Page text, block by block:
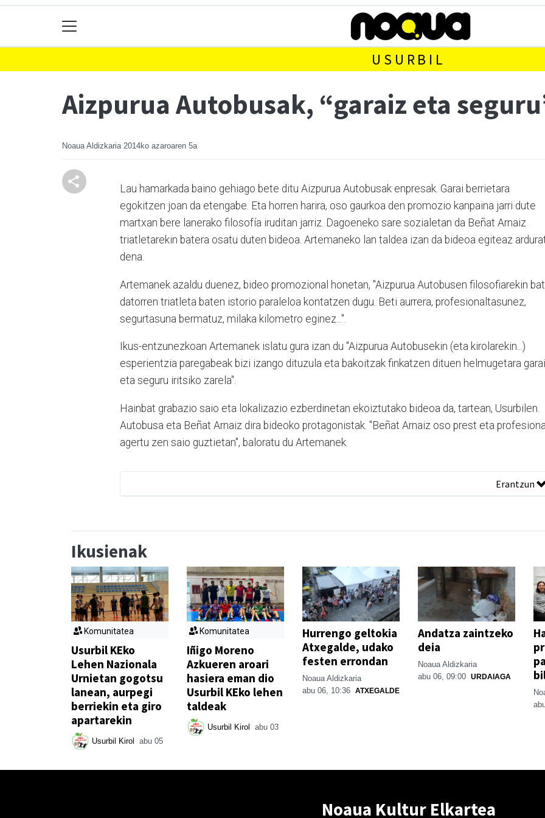
USURBIL
Aizpurua Autobusak, “garaiz eta
Noaua Aldizkaria 2014ko azaroaren 5a
Lau hamarkada baino gehiago bete ditu Aizpurua Autobusak enpresak. Garai berrietara
egokitzen joan da etengabe. Eta horren harira, oso gaurkoa den promozio kanpaina jarri dute
martxan bere lanerako filosofía iruditan jarriz. Dagoeneko sare sozialetan da Beñat Arnaiz
triatletarekin batera osatu duten bideoa. Artemaneko lan taldea izan da bideoa egiteaz
dena.
Artemanek azaldu duenez, bideo promozional honetan, "Aizpurua Autobusen filosofiarekin bat
datorren triatleta baten istorio paraleloa kontatzen dugu. Beti aurrera, profesionaltasunez,
segurtasuna bermatuz, milaka kilometro eginez...".
Ikus-entzunezkoan Artemanek islatu gura izan du "Aizpurua Autobusekin (eta kirolarekin...)
esperientzia paregabeak bizi izango dituzula eta bakoitzak finkatzen dituen helmugetara
eta seguru iritsiko zarela".
Hainbat grabazio saio eta lokalizazio ezberdinetan ekoiztutako bideoa da, tartean, Usurbilen.
Autobusa eta Beñat Arnaiz dira bideoko protagonistak. "Beñat Arnaiz oso prest eta
agertu zen saio guztietan", baloratu du Artemanek.
Erantzun
Ikusienak
Komunitatea
Usurbil KEko
Lehen Nazionala
Urnietan gogotsu
lanean, aurpegi
berriekin eta giro
apartarekin
Usurbil Kirol abu 05
Komunitatea
Iñigo Moreno
Azkueren aroari
hasiera eman dio
Usurbil KEko lehen
taldeak
Usurbil Kirol abu 03
Hurrengo geltokia
Atxegalde, udako
festen errondan
Noaua Aldizkaria
abu 06, 10:36 ATXEGALDE
Andatza zaintzeko
deia
Noaua Aldizkaria
abu 06, 09:00 URDAIAGA
Noaua Kultur Elkartea